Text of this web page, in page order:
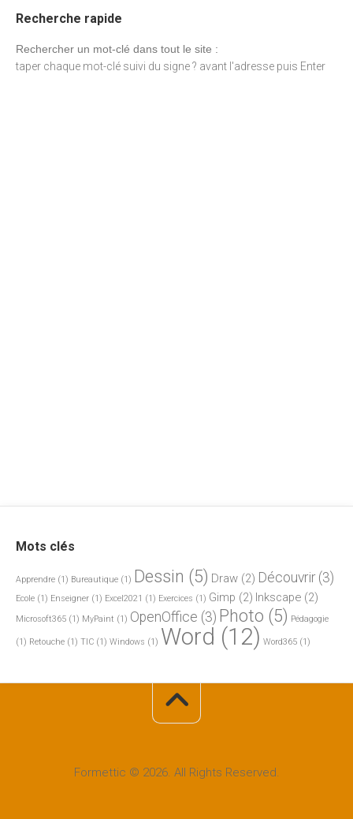
Recherche rapide
Rechercher un mot-clé dans tout le site :
taper chaque mot-clé suivi du signe ? avant l'adresse puis Enter
Mots clés
Apprendre (1) Bureautique (1) Dessin (5) Draw (2) Découvrir(3)
Ecole (1) Enseigner (1) Excel2021 (1) Exercices (1) Gimp (2) Inkscape (2)
Microsoft365 (1) MyPaint (1) OpenOffice (3) Photo (5) Pédagogie
(1) Retouche (1) TIC (1) Windows (1) Word (12) Word365 (1)
Formettic © 2026. All Rights Reserved.